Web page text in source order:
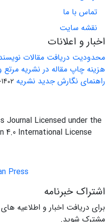
تماس با ما
نقشه سایت
اخبار و اعلانات
محدودیت دریافت مقالات
هزینه چاپ مقاله در نشریه مرتع
راهنمای نگارش جدید نشریه 1402-04-22
Journal Licensed under the
4.0 International License
Press
اشتراک خبرنامه
برای دریافت اخبار و اطلاعیه
مشترک شوید.